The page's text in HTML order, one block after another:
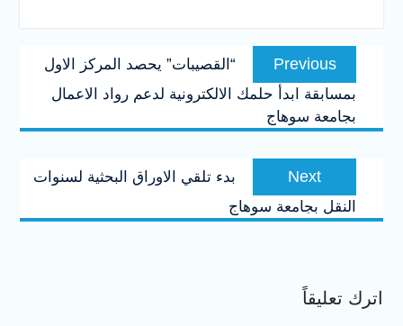
تصفّح
المقالاتPrevious
Previous
“القصيبات” يحصد المركز الاول
بمسابقة ابدأ حلمك الالكترونية لدعم رواد الاعمال
بجامعة سوهاج
Next
post:
بدء تلقي الاوراق البحثية لسنوات
النقل بجامعة سوهاج
اترك تعليقاً